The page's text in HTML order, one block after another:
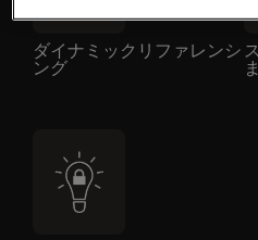
ダイナミックリファレンシ
ング